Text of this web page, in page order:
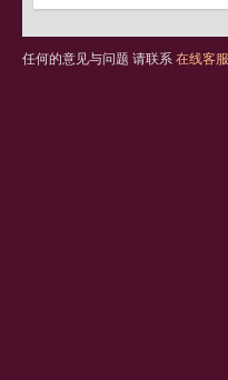
任何的意见与问题 请联系 在线客服